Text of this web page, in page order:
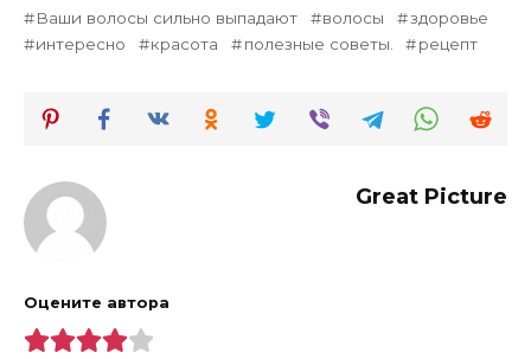
Ваши волосы сильно выпадают волосы
здоровье
интересно
красота полезные советы. рецепт
Great Picture
Оцените автора